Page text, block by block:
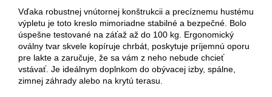
Vďaka robustnej vnútornej konštrukcii a precíznemu hustému
výpletu je toto kreslo mimoriadne stabilné a bezpečné. Bolo
úspešne testované na záťaž až do 100 kg. Ergonomický
oválny tvar skvele kopíruje chrbát, poskytuje príjemnú oporu
pre lakte a zaručuje, že sa vám z neho nebude chcieť
vstávať. Je ideálnym doplnkom do obývacej izby, spálne,
zimnej záhrady alebo na krytú terasu.